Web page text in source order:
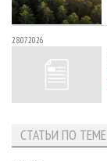
28.07.2026
СТАТЬИ ПО ТЕМЕ